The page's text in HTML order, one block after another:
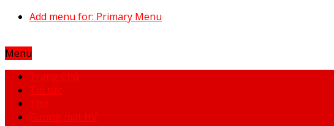
Add menu for: Primary Menu
Menu
Trang Chủ
Tin tức
Thơ
Gương mặt HV